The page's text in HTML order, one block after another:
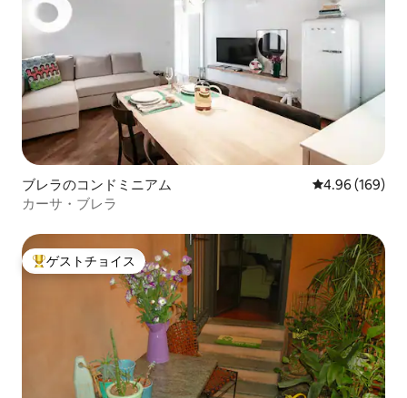
ブレラのコンドミニアム レビュー169
4.96 (169)
カーサ・ブレラ
大好評のゲストチョイスです。
ゲストチョイス